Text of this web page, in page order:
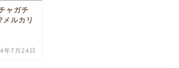
ャガチ
メルカリ
年7月24日